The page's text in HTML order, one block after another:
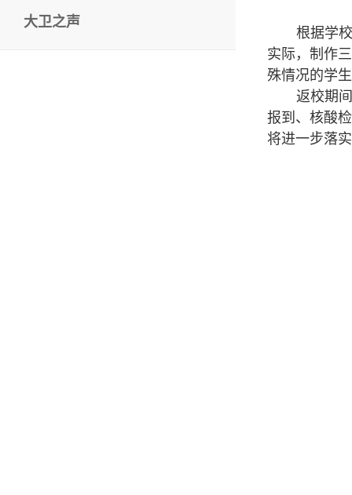
大卫之声
根据学
实际，制作
殊情况的学
返校期
报到、核酸
将进一步落